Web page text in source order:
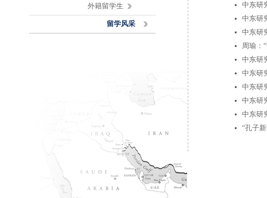
外籍留学生
留学风采
中东研
中东研
中东研
周瑜：
中东研
中东研
中东研
中东研
中东研
“孔子